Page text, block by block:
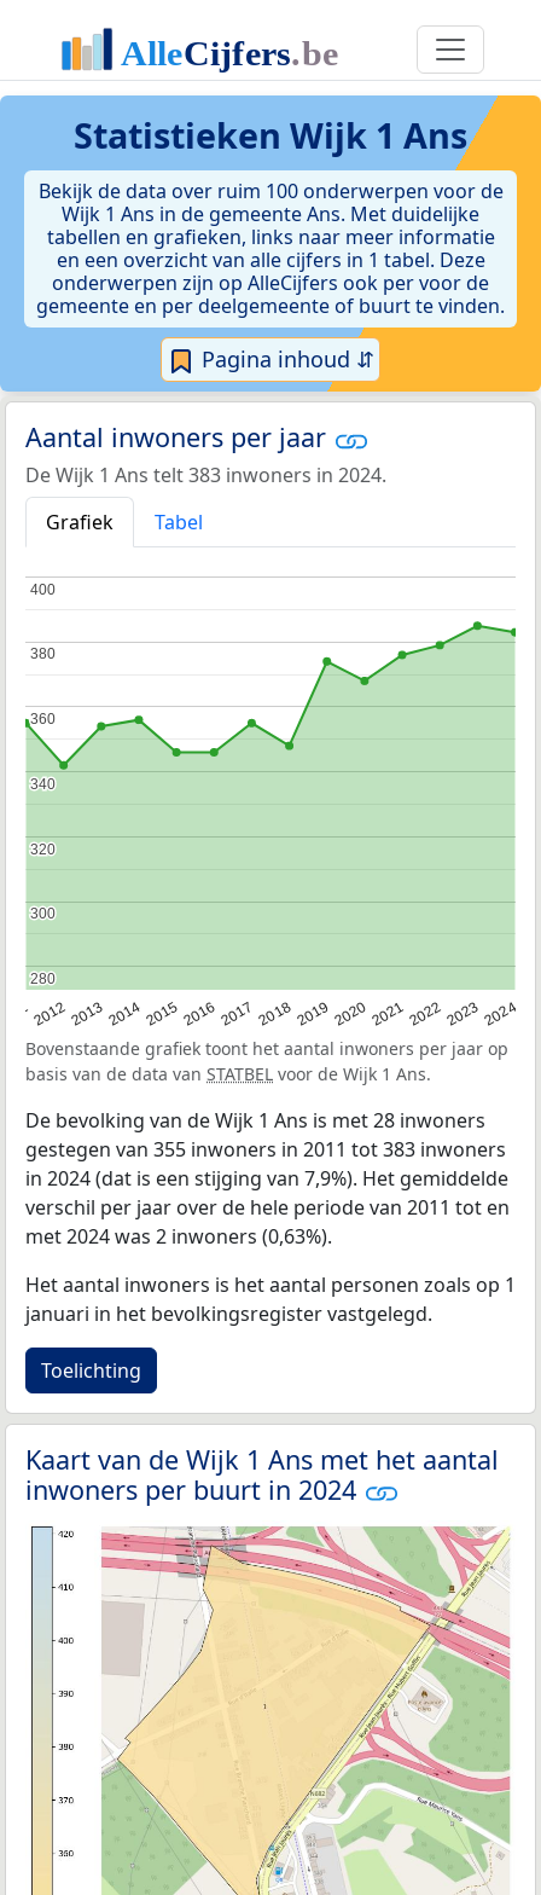
Statistieken Wijk 1 Ans
Bekijk de data over ruim 100 onderwerpen voor de
Wijk 1 Ans in de gemeente Ans. Met duidelijke
tabellen en grafieken, links naar meer informatie
en een overzicht van alle cijfers in 1 tabel. Deze
onderwerpen zijn op AlleCijfers ook per voor de
gemeente en per deelgemeente of buurt te vinden.
Pagina inhoud ⇵
Aantal inwoners per jaar
De Wijk 1 Ans telt 383 inwoners in 2024.
Grafiek
Tabel
201220132014201520162017 20182019 20202021202220232024
280
280
300
300
320
320
340
340
360
360
380
380
400
400
Bovenstaande grafiek toont het aantal inwoners per jaar op
basis van de data van STATBEL voor de Wijk 1 Ans.
De bevolking van de Wijk 1 Ans is met 28 inwoners
gestegen van 355 inwoners in 2011 tot 383 inwoners
in 2024 (dat is een stijging van 7,9%). Het gemiddelde
verschil per jaar over de hele periode van 2011 tot en
met 2024 was 2 inwoners (0,63%).
Het aantal inwoners is het aantal personen zoals op 1
januari in het bevolkingsregister vastgelegd.
Toelichting
Kaart van de Wijk 1 Ans met het aantal
inwoners per buurt in 2024